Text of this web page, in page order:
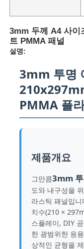
3mm 두께 A4 사이
트 PMMA 패널
설명:
3mm 투명
PMMA 플
제품개요
그만큼3mm
도와 내구성을
라스틱 패널입
치수(210 ×
스플레이, DIY
한 광범위한 응
상적인 균형을